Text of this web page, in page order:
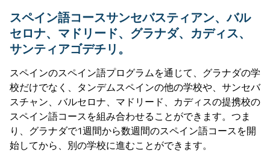
スペイン語コースサンセバスティアン、バル
セロナ、マドリード、グラナダ、カディス、
サンティアゴデチリ。
スペインのスペイン語プログラムを通じて、グラナダの学
校だけでなく、タンデムスペインの他の学校や、サンセバ
スチャン、バルセロナ、マドリード、カディスの提携校の
スペイン語コースを組み合わせることができます。つま
り、グラナダで1週間から数週間のスペイン語コースを開
始してから、別の学校に進むことができます。